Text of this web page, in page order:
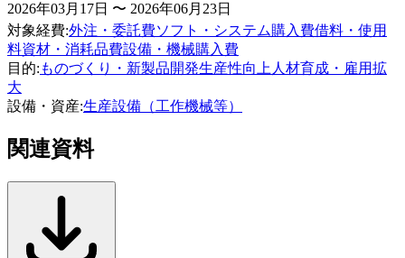
2026年03月17日 〜 2026年06月23日
対象経費:外注・委託費ソフト・システム購入費借料・使用
料資材・消耗品費設備・機械購入費
目的: ものづくり・新製品開発生産性向上人材育成・雇用拡
大
設備・資産:生産設備（工作機械等）
関連資料